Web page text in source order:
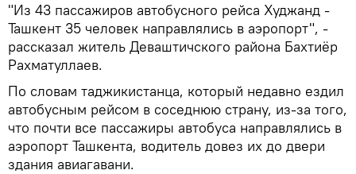
"Из 43 пассажиров автобусного рейса Худжанд -
Ташкент 35 человек направлялись в аэропорт", -
рассказал житель Деваштичского района Бахтиёр
Рахматуллаев.
По словам таджикистанца, который недавно ездил
автобусным рейсом в соседнюю страну, из-за того,
что почти все пассажиры автобуса направлялись в
аэропорт Ташкента, водитель довез их до двери
здания авиагавани.